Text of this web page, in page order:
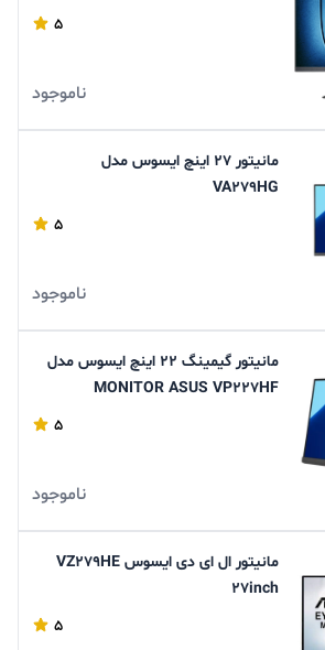
5
ناموجود
مانیتور 27 اینچ ایسوس مدل
VA279HG
5
ناموجود
مانیتور گیمینگ 22 اینچ ایسوس مدل
MONITOR ASUS VP227HF
5
ناموجود
مانیتور ال ای دی ایسوس VZ279HE
27inch
5